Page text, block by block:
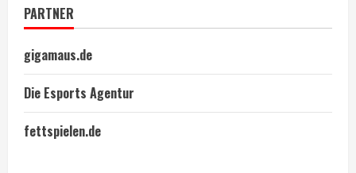
PARTNER
gigamaus.de
Die Esports Agentur
fettspielen.de